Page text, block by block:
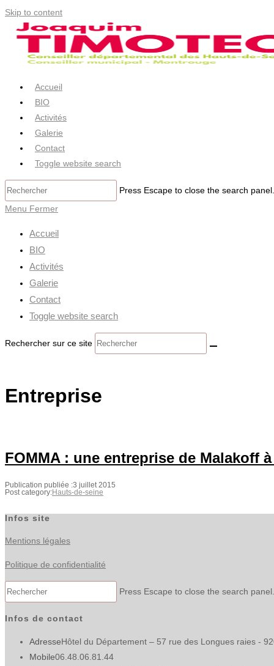
Skip to content
Accueil
BIO
Activités
Galerie
Contact
Toggle website search
Press Escape to close the search panel.
Menu Fermer
Accueil
BIO
Activités
Galerie
Contact
Toggle website search
Rechercher sur ce site
Entreprise
FOMMA : une entreprise de Malakoff
Publication publiée :3 juillet 2015
Post category:Hauts-de-seine
Infos site
Mentions légales
Politique de confidentialité
Press Escape to close the search panel.
Infos de contact
AdresseHôtel du Département – 57 rue des Longues raies -
Mobile06.48.06.81.44